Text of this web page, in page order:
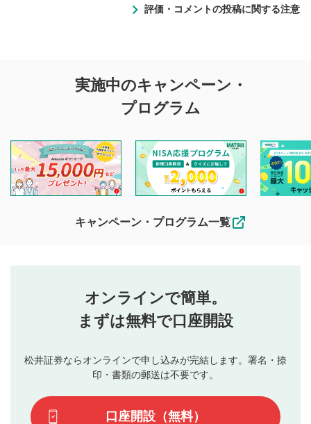
投稿するボタン
星で評価をすると投稿できます。（お名前とコメント
3
動画の評価
です）
評価・コメントの投稿に関する注意
投稿に関する注意
を目的として、各動画コンテンツに、評価およびコメントの
投稿ができます。利用者は以下の注意事項をご理解のうえ、
閲覧および投稿を行うものとしてください。
他の利用者が動画を視聴される際の参考になるコメントをお
待ちしております。
なお、投稿をもって、本注意事項に同意されたものとみなし
行ってください。
当社は、利用者同士、もしくは利用者と第三者間のトラ
ブルによって生じた損害に対して一切の責任を負いませ
評価およびコメントは当社にて審査のうえ、掲載となり
ます。掲載されるまでに日数がかかる場合や掲載されない
てはお答えできません。各動画コンテンツへの掲載をもっ
て結果のご連絡といたします。ご了承ください。
実施中のキャンペーン・
プログラム
キャンペーン・プログラム一覧
オンラインで簡単。
まずは無料で口座開設
松井証券ならオンラインで申し込みが完結します。署名・捺
印・書類の郵送は不要です。
口座開設（無料）